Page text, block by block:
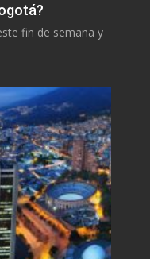
fin de semana y